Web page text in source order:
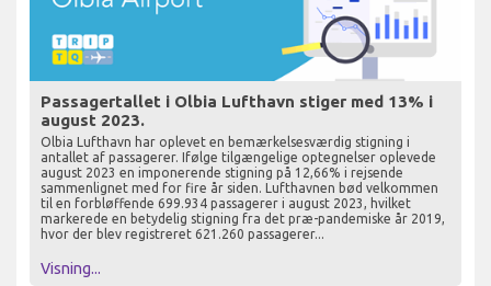
Passagertallet i Olbia Lufthavn stiger med 13% i
august 2023.
Olbia Lufthavn har oplevet en bemærkelsesværdig stigning i
antallet af passagerer. Ifølge tilgængelige optegnelser oplevede
august 2023 en imponerende stigning på 12,66% i rejsende
sammenlignet med for fire år siden. Lufthavnen bød velkommen
til en forbløffende 699.934 passagerer i august 2023, hvilket
markerede en betydelig stigning fra det præ-pandemiske år 2019,
hvor der blev registreret 621.260 passagerer...
Visning...